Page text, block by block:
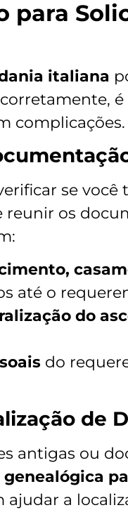
para
italiana
se você
reunir os
até o
do
do
de
antigas ou
genealógica
ajudar a